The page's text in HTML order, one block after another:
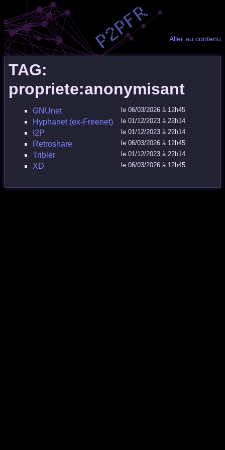
Aller au contenu
TAG:
propriete:anonymisant
GNUnet le 06/03/2026 à 12h45
Hyphanet (ex-Freenet) le 01/12/2023 à 22h14
I2P le 01/12/2023 à 22h14
Retroshare le 06/03/2026 à 12h45
Tribler le 01/12/2023 à 22h14
XD le 06/03/2026 à 12h45